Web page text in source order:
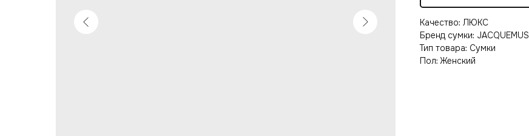
Качество: ЛЮКС
Бренд сумки: JACQUEMUS
Тип товара: Сумки
Пол: Женский